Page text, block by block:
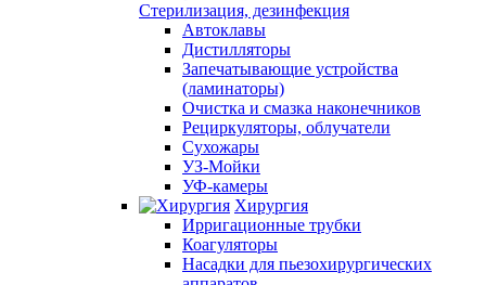
Стерилизация, дезинфекция
Автоклавы
Дистилляторы
Запечатывающие устройства
(ламинаторы)
Очистка и смазка наконечников
Рециркуляторы, облучатели
Сухожары
УЗ-Мойки
УФ-камеры
Хирургия
Ирригационные трубки
Коагуляторы
Насадки для пьезохирургических